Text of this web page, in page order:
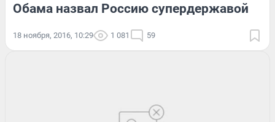
Обама назвал Россию супердержавой
18 ноября, 2016, 10:29 1 081 59